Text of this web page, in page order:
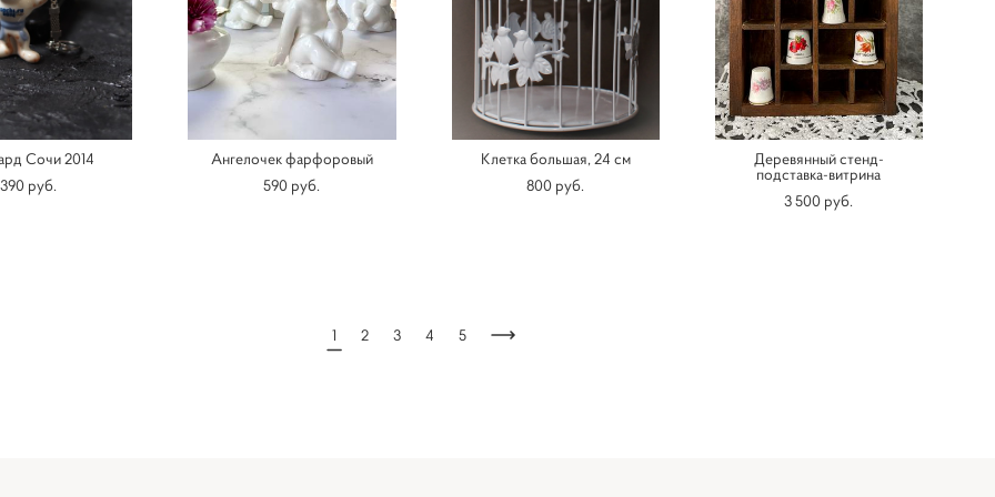
Сочи 2014
390 pуб.
Ангелочек фарфоровый
590 pуб.
Клетка большая, 24 см
800 pуб.
Деревянный стенд-
подставка-витрина
3 500 pуб.
1 2 3 4 5